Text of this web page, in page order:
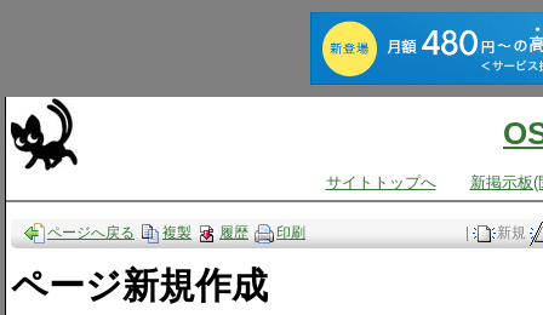
サイトトップへ 新掲示板(
| 新規
ページへ戻る 複製 履歴 印刷
ページ新規作成